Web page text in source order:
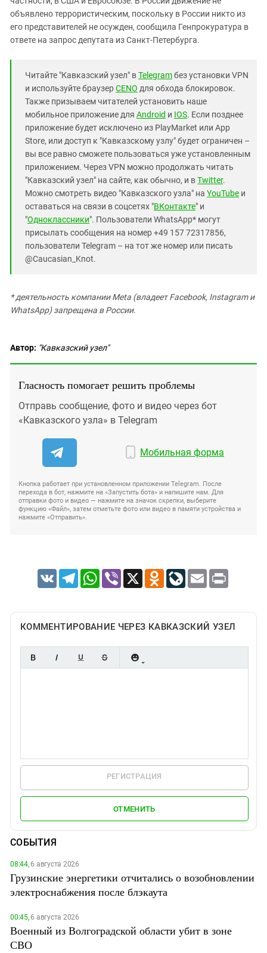
объявлено террористическим, поскольку в России никто из
его представителей не осужден, сообщила Генпрокуратура в
ответе на запрос депутата из Санкт-Петербурга.
Читайте "Кавказский узел" вTelegramбез установки VPN
и используйте браузерCENO для обхода блокировок.
Также призываем читателей установить наше
мобильное приложение для Android и IOS. Если позднее
приложение будет исключено из PlayMarket или App
Store, или доступ к "Кавказскому узлу" будет ограничен –
вы все равно сможете пользоваться уже установленным
приложением. Через VPN можно продолжать читать
"Кавказский узел" на сайте, как обычно, и вTwitter.
Можно смотреть видео "Кавказского узла" на YouTube и
оставаться на связи в соцсетях "ВКонтакте" и
"Одноклассники". Пользователи WhatsApp* могут
присылать сообщения на номер +49 157 72317856,
пользователи Telegram – на тот же номер или писать
@Caucasian_Knot.
* деятельность компании Meta (владеет Facebook, Instagram и
WhatsApp) запрещена в России.
Автор: "Кавказский узел"
Гласность помогает решить проблемы
Отправь сообщение, фото и видео через бот
«Кавказского узла» в Telegram
Мобильная форма
Кнопка работает при установленном приложении Telegram. После
перехода в бот, нажмите на «Запустить бота» и напишите нам. Для
отправки фото и видео — нажмите на значок скрепки, выберите
функцию «Файл», затем отметьте фото или видео в памяти устройства и
нажмите «Отправить».
VK TelegramWhatsApp
Viber X Odnoklassniki
LiveJournal
Email Print
КОММЕНТИРОВАНИЕ ЧЕРЕЗ КАВКАЗСКИЙ УЗЕЛ
РЕГИСТРАЦИЯ
ОТМЕНИТЬ
СОБЫТИЯ
08:44,6 августа 2026
Грузинские энергетики отчитались о возобновлении
электроснабжения после блэкаута
00:45,6 августа 2026
Военный из Волгоградской области убит в зоне
СВО